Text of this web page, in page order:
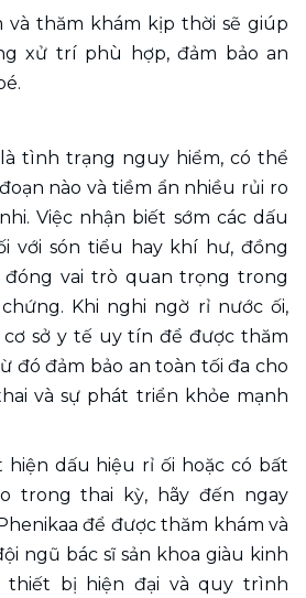
và thăm khám kịp thời sẽ giúp
xử trí phù hợp, đảm bảo an
tình trạng nguy hiểm, có thể
nào và tiềm ẩn nhiều rủi ro
Việc nhận biết sớm các dấu
với són tiểu hay khí hư, đồng
vai trò quan trọng trong
Khi nghi ngờ rỉ nước ối,
sở y tế uy tín để được thăm
đó đảm bảo an toàn tối đa cho
và sự phát triển khỏe mạnh
hiện dấu hiệu rỉ ối hoặc có bất
trong thai kỳ, hãy đến ngay
để được thăm khám và
ngũ bác sĩ sản khoa giàu kinh
thiết bị hiện đại và quy trình